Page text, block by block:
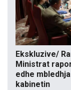
Ekskluzive/
Ministrat
edhe
kabinetin